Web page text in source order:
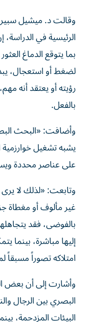
وقالت د. ميشيل سبير،
الرئيسية في الدراسة،
بما يتوقع الدماغ
لضغط أو استعجال،
رؤيته أو يعتقد أنه
بالفعل.
وأضافت: «البحث
يشبه تشغيل خوارزمية
على عناصر محددة
وتابعت: «لذلك لا
غير مألوف أو مغطاة
بالفوضى، فقد
إليها مباشرة،
امتلاكه تصوراً مسبقاً
وأشارت إلى أن بعض
البصري بين الرجال
البيئات المزدحمة،